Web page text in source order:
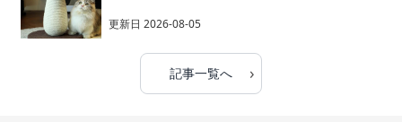
更新日 2026-08-05
記事一覧へ ›